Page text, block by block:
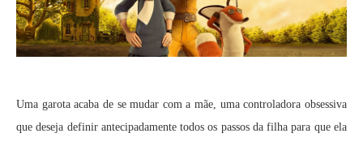
Uma garota acaba de se mudar com a mãe, uma controladora obsessiva
que deseja definir antecipadamente todos os passos da filha para que ela